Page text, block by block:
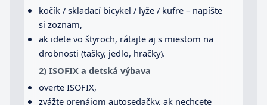
kočík / skladací bicykel / lyže / kufre – napíšte
si zoznam,
ak idete vo štyroch, rátajte aj s miestom na
drobnosti (tašky, jedlo, hračky).
2) ISOFIX a detská výbava
overte ISOFIX,
zvážte prenájom autosedačky, ak nechcete